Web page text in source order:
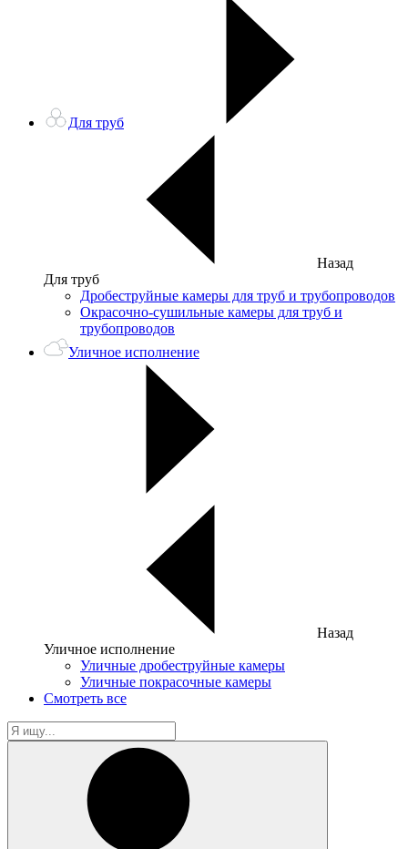
Для труб
Назад
Для труб
Дробеструйные камеры для труб и трубопроводов
Окрасочно-сушильные камеры для труб и
трубопроводов
Уличное исполнение
Назад
Уличное исполнение
Уличные дробеструйные камеры
Уличные покрасочные камеры
Смотреть все